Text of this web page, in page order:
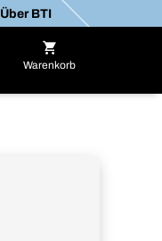
Über BTI
Warenkorb